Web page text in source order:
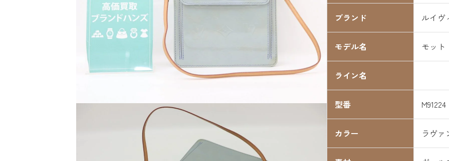
ブランド ルイヴ
モデル名 モット
ライン名
型番 M91224
カラー ラヴァ